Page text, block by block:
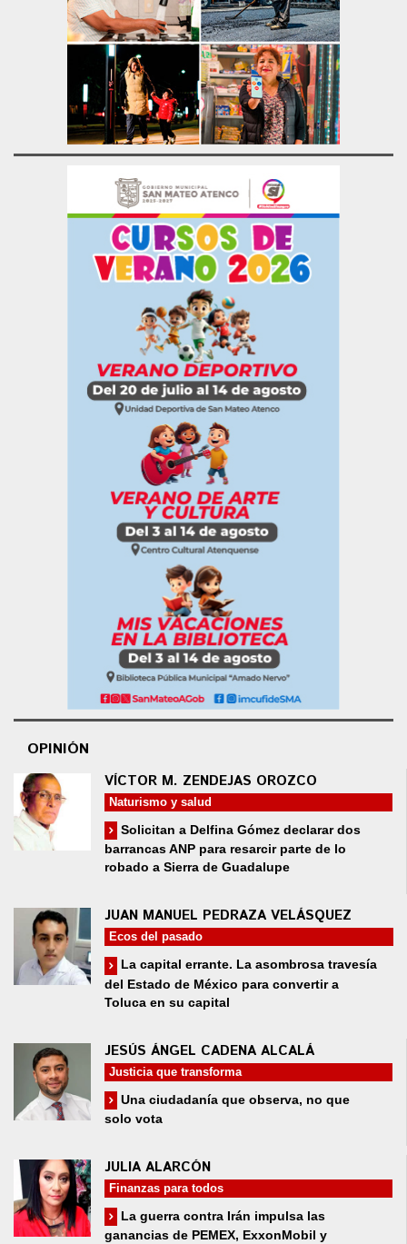
OPINIÓN
VÍCTOR M. ZENDEJAS OROZCO
Naturismo y salud
Solicitan a Delfina Gómez declarar dos
barrancas ANP para resarcir parte de lo
robado a Sierra de Guadalupe
JUAN MANUEL PEDRAZA VELÁSQUEZ
Ecos del pasado
La capital errante. La asombrosa travesía
del Estado de México para convertir a
Toluca en su capital
JESÚS ÁNGEL CADENA ALCALÁ
Justicia que transforma
Una ciudadanía que observa, no que
solo vota
JULIA ALARCÓN
Finanzas para todos
La guerra contra Irán impulsa las
ganancias de PEMEX, ExxonMobil y